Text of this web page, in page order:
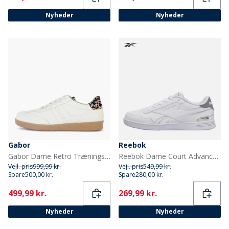
Nyheder Nyheder
Gabor
Gabor Dame Retro Træningssko Hvid/Leopard
Vejl. pris999,99 kr.
Spare500,00 kr.
Current
499,99 kr.
Nyheder
Reebok
Reebok Dame Court Advance Træningssko Hvid/Grå/Chrome
Vejl. pris549,99 kr.
Spare280,00 kr.
Current
269,99 kr.
Nyheder